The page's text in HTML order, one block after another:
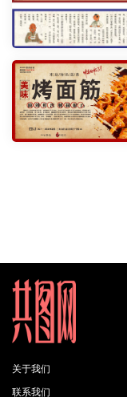
关于我们
联系我们